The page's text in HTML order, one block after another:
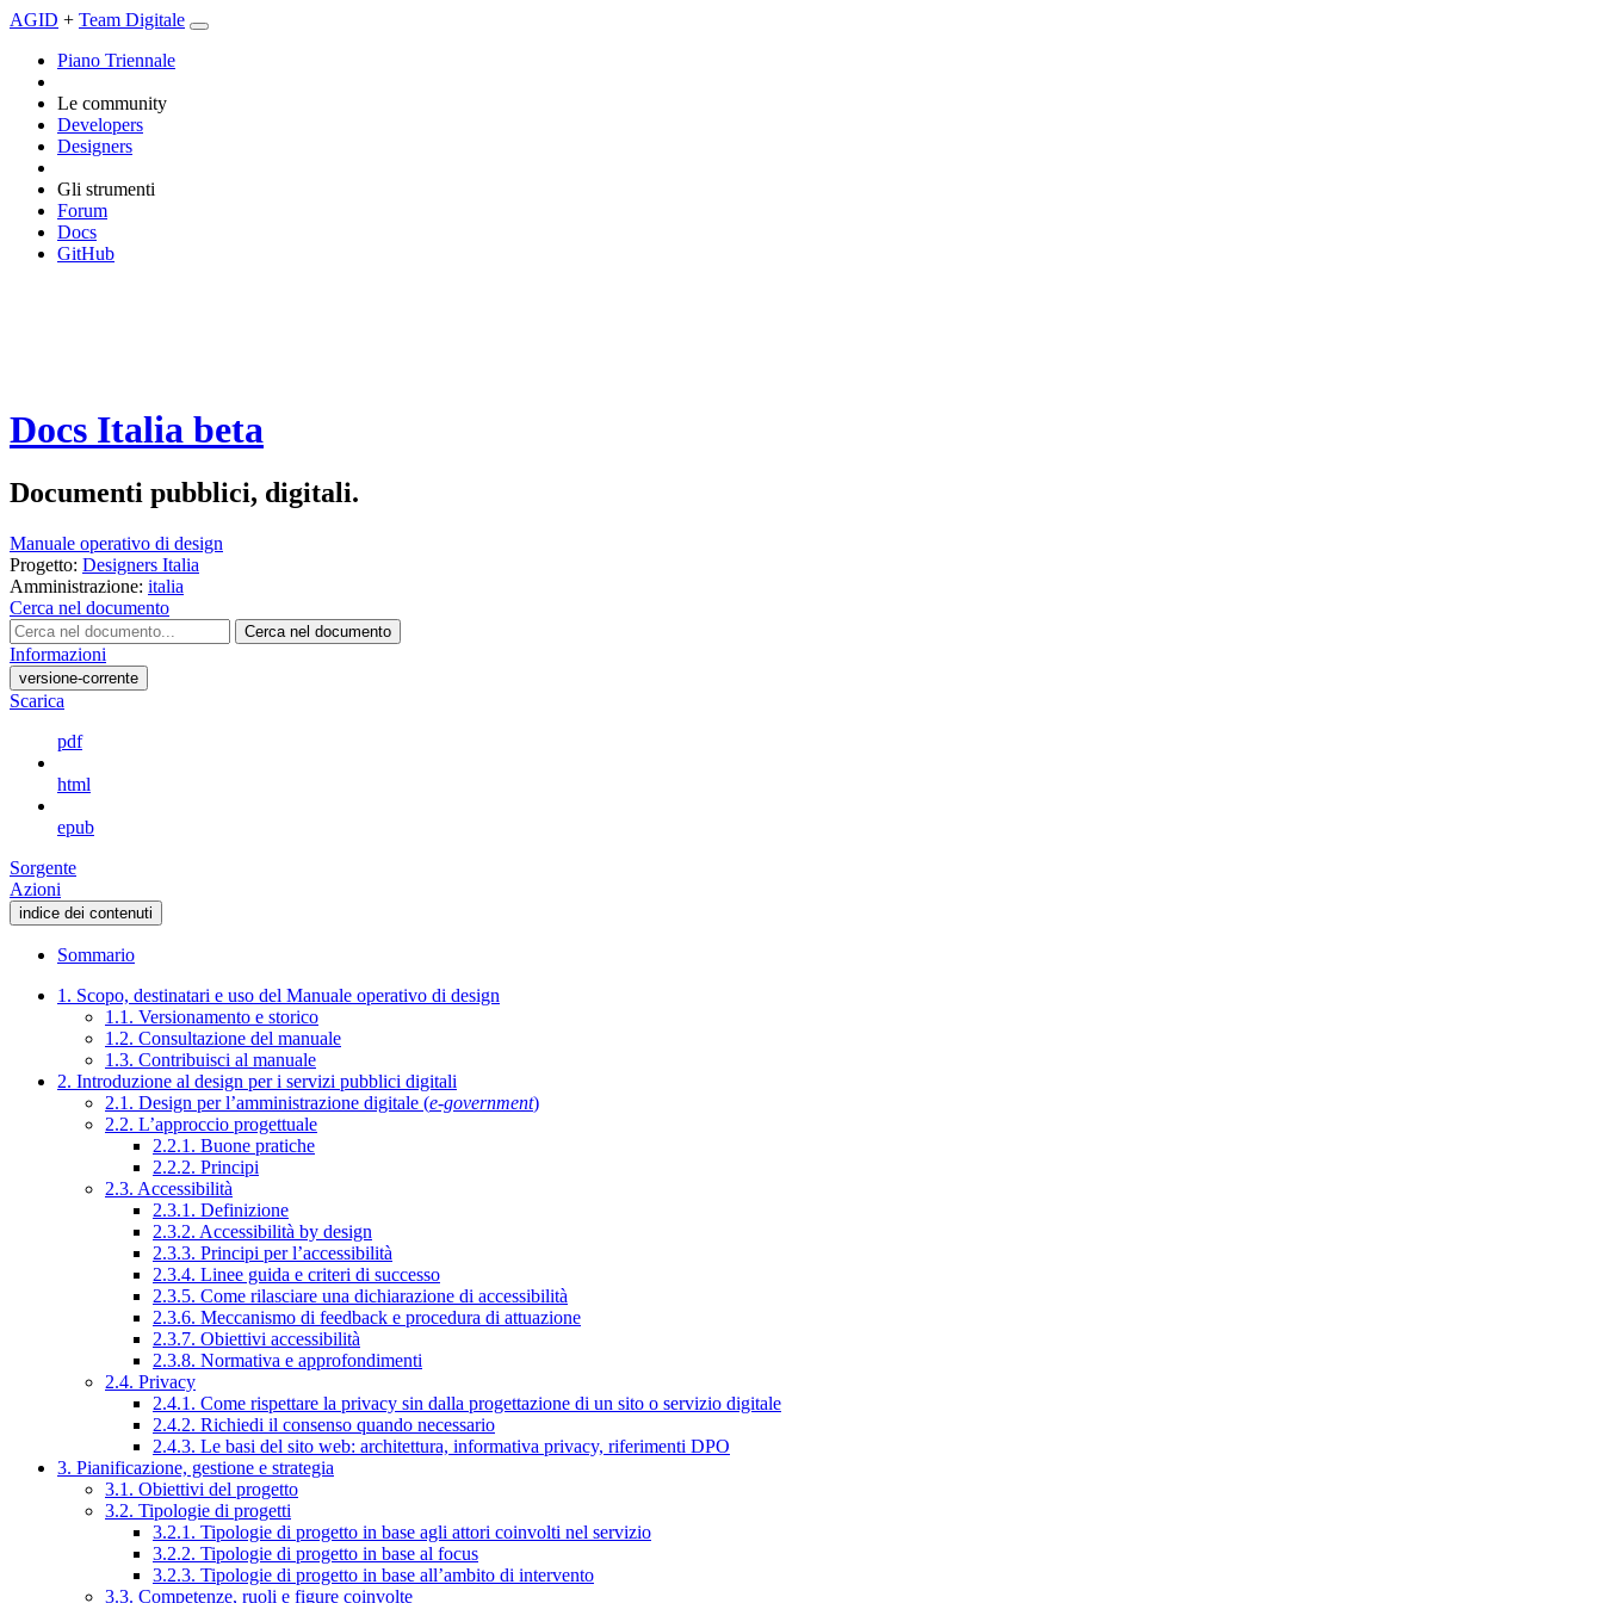
AGID + Team Digitale
Piano Triennale
Le community
Developers
Designers
Gli strumenti
Forum
Docs
GitHub
Docs Italia beta
Documenti pubblici, digitali.
Manuale operativo di design
Progetto: Designers Italia
Amministrazione: italia
Cerca nel documento
Cerca nel documento
Informazioni
versione-corrente
Scarica
pdf
html
epub
Sorgente
Azioni
indice dei contenuti
Sommario
1. Scopo, destinatari e uso del Manuale operativo di design
1.1. Versionamento e storico
1.2. Consultazione del manuale
1.3. Contribuisci al manuale
2. Introduzione al design per i servizi pubblici digitali
2.1. Design per l’amministrazione digitale (e-government)
2.2. L’approccio progettuale
2.2.1. Buone pratiche
2.2.2. Principi
2.3. Accessibilità
2.3.1. Definizione
2.3.2. Accessibilità by design
2.3.3. Principi per l’accessibilità
2.3.4. Linee guida e criteri di successo
2.3.5. Come rilasciare una dichiarazione di accessibilità
2.3.6. Meccanismo di feedback e procedura di attuazione
2.3.7. Obiettivi accessibilità
2.3.8. Normativa e approfondimenti
2.4. Privacy
2.4.1. Come rispettare la privacy sin dalla progettazione di un sito o servizio digitale
2.4.2. Richiedi il consenso quando necessario
2.4.3. Le basi del sito web: architettura, informativa privacy, riferimenti DPO
3. Pianificazione, gestione e strategia
3.1. Obiettivi del progetto
3.2. Tipologie di progetti
3.2.1. Tipologie di progetto in base agli attori coinvolti nel servizio
3.2.2. Tipologie di progetto in base al focus
3.2.3. Tipologie di progetto in base all’ambito di intervento
3.3. Competenze, ruoli e figure coinvolte